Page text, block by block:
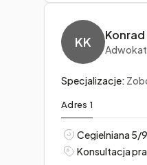
KK Konrad
Adwokat
Specjalizacje:
Adres 1
Cegielniana 5/
Konsultacja